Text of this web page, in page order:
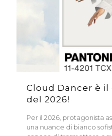
Cloud Dancer è
del 2026!
Per il 2026, protagonista
una nuance di bianco